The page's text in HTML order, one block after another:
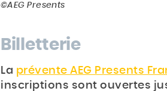
©AEG Presents
Billetterie
La prévente AEG Presents
inscriptions sont ouvertes